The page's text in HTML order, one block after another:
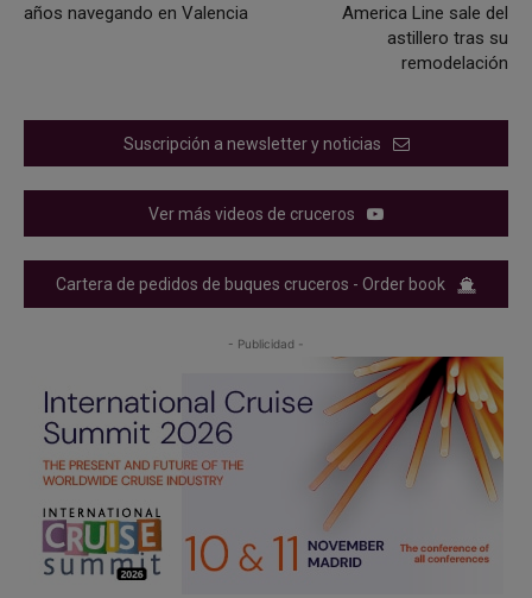
años navegando en Valencia
America Line sale del
astillero tras su
remodelación
Suscripción a newsletter y noticias
Ver más videos de cruceros
Cartera de pedidos de buques cruceros - Order book
- Publicidad -